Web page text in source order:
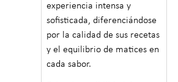
experiencia intensa y
sofisticada, diferenciándose
por la calidad de sus recetas
y el equilibrio de matices en
cada sabor.